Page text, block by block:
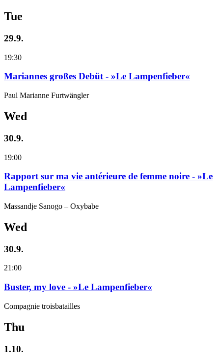
Tue
29.9.
19:30
Mariannes großes Debüt - »Le Lampenfieber«
Paul Marianne Furtwängler
Wed
30.9.
19:00
Rapport sur ma vie antérieure de femme noire - »Le
Lampenfieber«
Massandje Sanogo – Oxybabe
Wed
30.9.
21:00
Buster, my love - »Le Lampenfieber«
Compagnie troisbatailles
Thu
1.10.